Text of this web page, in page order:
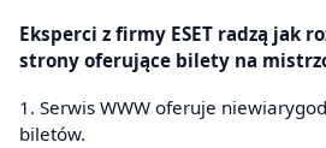
Eksperci z firmy ESET radzą jak
strony oferujące bilety na
1. Serwis WWW oferuje
biletów.